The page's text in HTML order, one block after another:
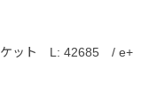
ケット L: 42685 / e+